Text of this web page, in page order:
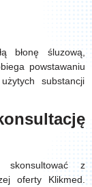
błonę śluzową,
powstawaniu
substancji
skonsultować z
oferty Klikmed.